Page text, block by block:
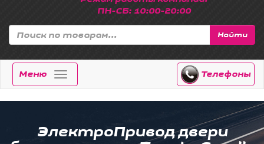
ПН-СБ: 10:00-20:00
Найти
Меню Телефоны
ЭлектроПривод двери